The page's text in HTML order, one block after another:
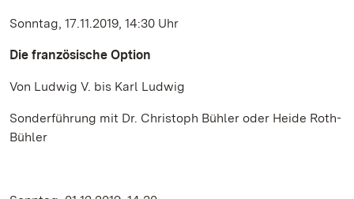
Sonntag, 17.11.2019, 14:30 Uhr
Die französische Option
Von Ludwig V. bis Karl Ludwig
Sonderführung mit Dr. Christoph Bühler oder Heide Roth-
Bühler